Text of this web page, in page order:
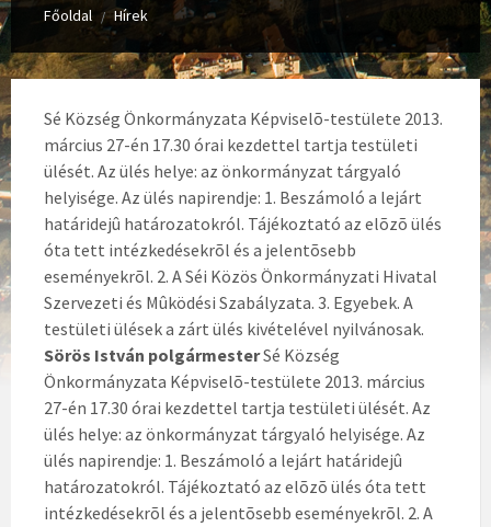
Főoldal / Hírek
Sé Község Önkormányzata Képviselõ-testülete 2013.
március 27-én 17.30 órai kezdettel tartja testületi
ülését. Az ülés helye: az önkormányzat tárgyaló
helyisége. Az ülés napirendje: 1. Beszámoló a lejárt
határidejû határozatokról. Tájékoztató az elõzõ ülés
óta tett intézkedésekrõl és a jelentõsebb
eseményekrõl. 2. A Séi Közös Önkormányzati Hivatal
Szervezeti és Mûködési Szabályzata. 3. Egyebek. A
testületi ülések a zárt ülés kivételével nyilvánosak.
Sörös István polgármesterSé Község
Önkormányzata Képviselõ-testülete 2013. március
27-én 17.30 órai kezdettel tartja testületi ülését. Az
ülés helye: az önkormányzat tárgyaló helyisége. Az
ülés napirendje: 1. Beszámoló a lejárt határidejû
határozatokról. Tájékoztató az elõzõ ülés óta tett
intézkedésekrõl és a jelentõsebb eseményekrõl. 2. A